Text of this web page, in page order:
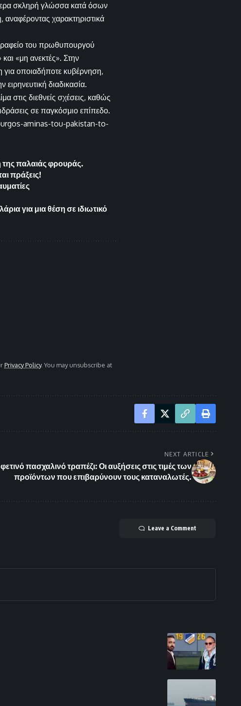
σκληρή γλώσσα κατά όσων
χαρακτηριστικά
του πρωθυπουργού
«μη ανεκτές». Στην
για οποιαδήποτε κυβέρνηση,
διαδικασία.
στις διεθνείς σχέσεις, καθώς
σε παγκόσμιο επίπεδο.
aminas-tou-pakistan-to-
της παλαιάς φρουράς.
πράξεις!
για μια θέση σε ιδιωτικό
Privacy Policy. You may unsubscribe at
NEXT ARTICLE
πασχαλινό τραπέζι: Οι αυξήσεις στις τιμές των
προϊόντων που επιβαρύνουν τους καταναλωτές.
Leave a Comment